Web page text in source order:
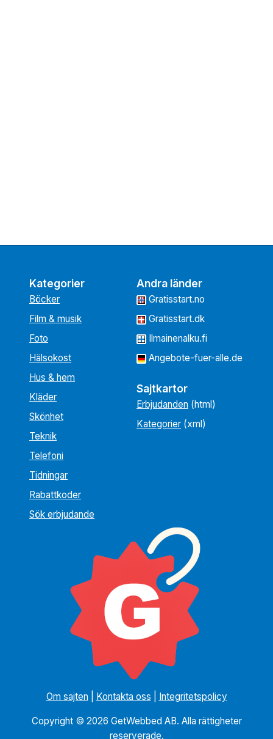
Kategorier
Böcker
Film & musik
Foto
Hälsokost
Hus & hem
Kläder
Skönhet
Teknik
Telefoni
Tidningar
Rabattkoder
Sök erbjudande
Andra länder
Gratisstart.no
Gratisstart.dk
Ilmainenalku.fi
Angebote-fuer-alle.de
Sajtkartor
Erbjudanden (html)
Kategorier (xml)
Om sajten Kontakta oss Integritetspolicy
Copyright © 2026 GetWebbed AB. Alla rättigheter
reserverade.